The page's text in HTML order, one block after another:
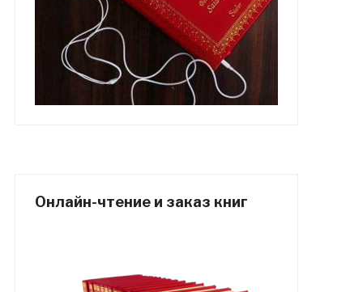
Онлайн-чтение и заказ книг